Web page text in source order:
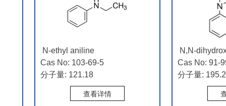
N-ethyl aniline
Cas No: 103-69-5
分子量: 121.18
查看详情
N,N-
Cas No: 91-99-
分子量:
查